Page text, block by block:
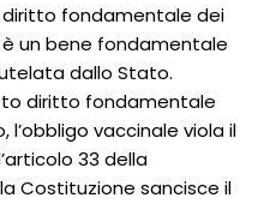
fondamentale dei
un bene fondamentale
dallo Stato.
diritto fondamentale
vaccinale viola il
33 della
Costituzione sancisce il